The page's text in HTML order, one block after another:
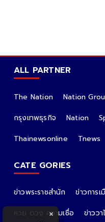
ALL PARTNER
The Nation Nation
กรุงเทพธุรกิจ
Nation
Thainewsonline
Tnews
CATE GORIES
ข่าวพระราชสำนัก ข่าวการเ
หวย ดวง ความเชื่อ
ข่าวว
×